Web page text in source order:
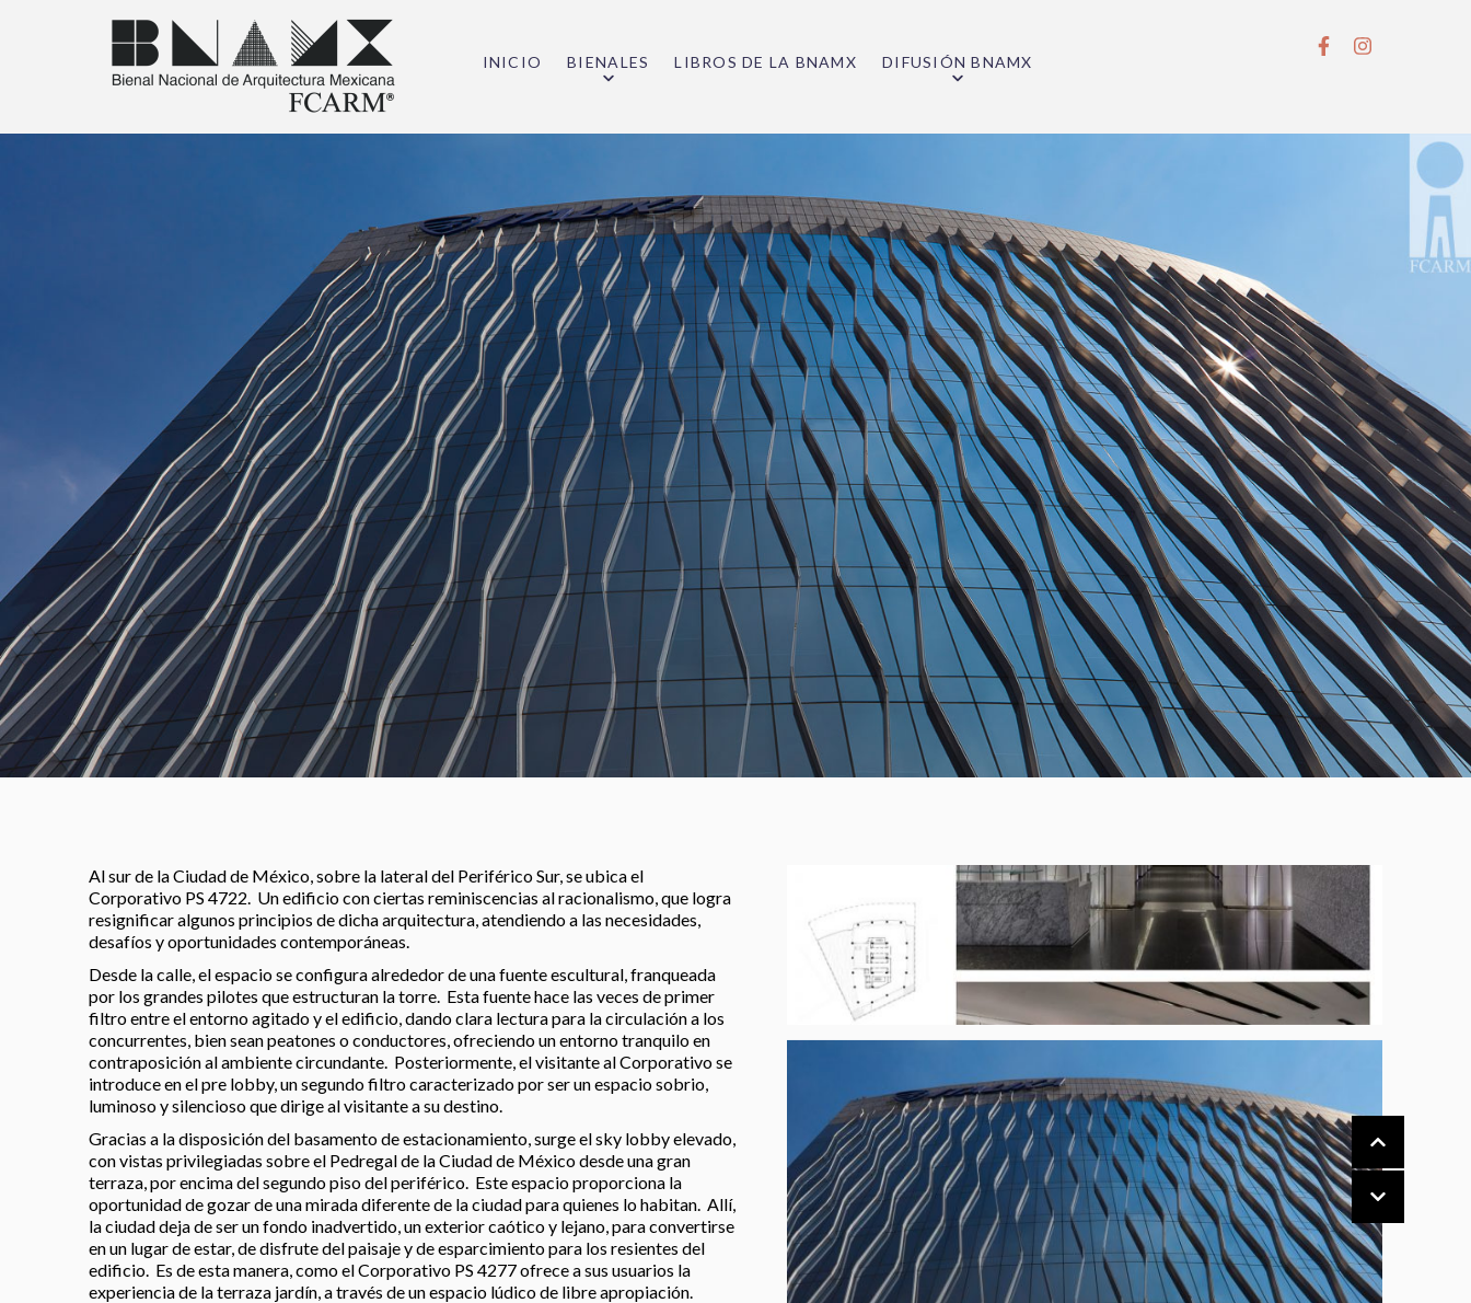
INICIO BIENALES LIBROS DE LA BNAMX DIFUSIÓN BNAMX
Al sur de la Ciudad de México, sobre la lateral del Periférico Sur, se ubica el
Corporativo PS 4722. Un edificio con ciertas reminiscencias al racionalismo, que logra
resignificar algunos principios de dicha arquitectura, atendiendo a las necesidades,
desafíos y oportunidades contemporáneas.
Desde la calle, el espacio se configura alrededor de una fuente escultural, franqueada
por los grandes pilotes que estructuran la torre. Esta fuente hace las veces de primer
filtro entre el entorno agitado y el edificio, dando clara lectura para la circulación a los
concurrentes, bien sean peatones o conductores, ofreciendo un entorno tranquilo en
contraposición al ambiente circundante. Posteriormente, el visitante al Corporativo se
introduce en el pre lobby, un segundo filtro caracterizado por ser un espacio sobrio,
luminoso y silencioso que dirige al visitante a su destino.
Gracias a la disposición del basamento de estacionamiento, surge el sky lobby elevado,
con vistas privilegiadas sobre el Pedregal de la Ciudad de México desde una gran
terraza, por encima del segundo piso del periférico. Este espacio proporciona la
oportunidad de gozar de una mirada diferente de la ciudad para quienes lo habitan. Allí,
la ciudad deja de ser un fondo inadvertido, un exterior caótico y lejano, para convertirse
en un lugar de estar, de disfrute del paisaje y de esparcimiento para los resientes del
edificio. Es de esta manera, como el Corporativo PS 4277 ofrece a sus usuarios la
experiencia de la terraza jardín, a través de un espacio lúdico de libre apropiación.